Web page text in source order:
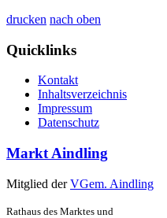
drucken nach oben
Quicklinks
Kontakt
Inhaltsverzeichnis
Impressum
Datenschutz
Markt Aindling
Mitglied derVGem. Aindling
Rathaus des Marktes und